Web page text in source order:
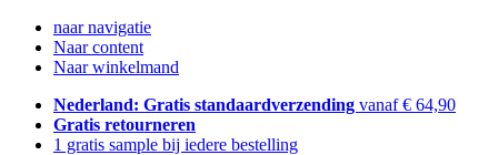
naar navigatie
Naar content
Naar winkelmand
Nederland: Gratis standaardverzending vanaf € 64,90
Gratis retourneren
1 gratis sample bij iedere bestelling